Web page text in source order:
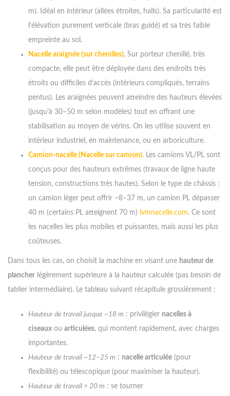
m). Idéal en intérieur (allées étroites, halls). Sa particularité est
l’élévation purement verticale (bras guidé) et sa très faible
empreinte au sol.
Nacelle araignée (sur chenilles). Sur porteur chenillé, très
compacte, elle peut être déployée dans des endroits très
étroits ou difficiles d’accès (intérieurs compliqués, terrains
pentus). Les araignées peuvent atteindre des hauteurs élevées
(jusqu’à 30–50 m selon modèles) tout en offrant une
stabilisation au moyen de vérins. On les utilise souvent en
intérieur industriel, en maintenance, ou en arboriculture.
Camion-nacelle (Nacelle sur camion). Les camions VL/PL sont
conçus pour des hauteurs extrêmes (travaux de ligne haute
tension, constructions très hautes). Selon le type de châssis :
un camion léger peut offrir ~8–37 m, un camion PL dépasser
40 m (certains PL atteignent 70 m) lvmnacelle.com. Ce sont
les nacelles les plus mobiles et puissantes, mais aussi les plus
coûteuses.
Dans tous les cas, on choisit la machine en visant une hauteur de
plancher légèrement supérieure à la hauteur calculée (pas besoin de
tablier intermédiaire). Le tableau suivant récapitule grossièrement :
Hauteur de travail jusque ~18 m : privilégier nacelles à
ciseaux ou articulées, qui montent rapidement, avec charges
importantes.
Hauteur de travail ~12–25 m : nacelle articulée (pour
flexibilité) ou télescopique (pour maximiser la hauteur).
Hauteur de travail > 20 m : se tourner